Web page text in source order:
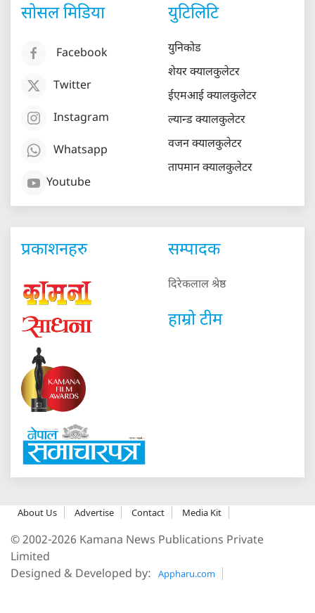
सोसल मिडिया
Facebook
Twitter
Instagram
Whatsapp
Youtube
युटिलिटि
युनिकोड
शेयर क्यालकुलेटर
ईएमआई क्यालकुलेटर
ल्यान्ड क्यालकुलेटर
वजन क्यालकुलेटर
तापमान क्यालकुलेटर
प्रकाशनहरु सम्पादक
दिरेकलाल श्रेष्ठ
हाम्रो टीम
About Us Advertise Contact Media Kit
© 2002-2026 Kamana News Publications Private
Limited
Designed & Developed by:
Appharu.com